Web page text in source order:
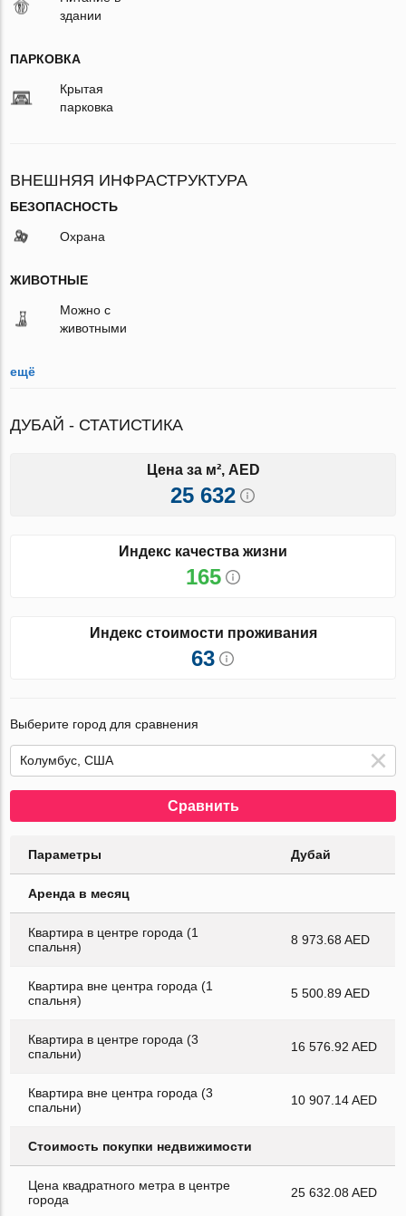
здании
ПАРКОВКА
Крытая
парковка
ВНЕШНЯЯ ИНФРАСТРУКТУРА
БЕЗОПАСНОСТЬ
Охрана
ЖИВОТНЫЕ
Можно с
животными
ещё
ДУБАЙ - СТАТИСТИКА
Цена за м², AED
25 632
Индекс качества жизни
165
Индекс стоимости проживания
63
Выберите город для сравнения
Сравнить
Параметры Дубай
Аренда в месяц
Квартира в центре города (1
спальня)
8 973.68 AED
Квартира вне центра города (1
спальня)
5 500.89 AED
Квартира в центре города (3
спальни)
16 576.92 AED
Квартира вне центра города (3
спальни)
10 907.14 AED
Стоимость покупки недвижимости
Цена квадратного метра в центре
города
25 632.08 AED